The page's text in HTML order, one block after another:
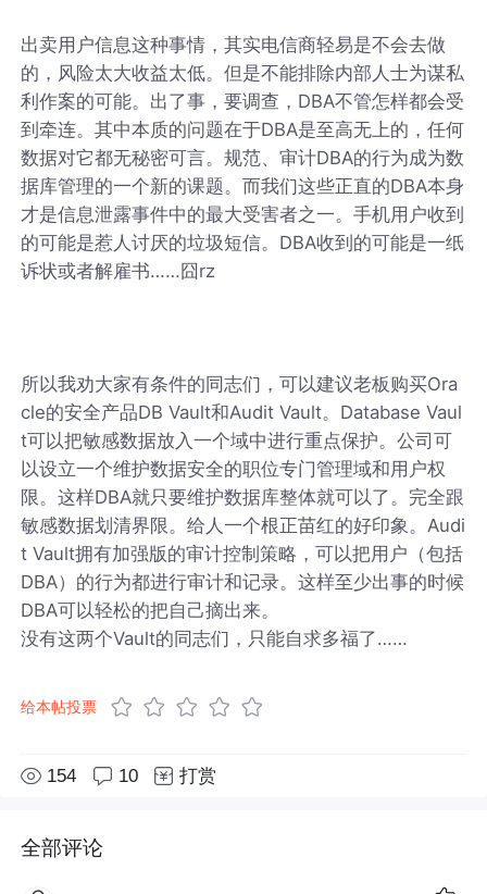
出卖用户信息这种事情，其实电信商轻易是不会去做
的，风险太大收益太低。但是不能排除内部人士为谋私
利作案的可能。出了事，要调查，DBA不管怎样都会受
到牵连。其中本质的问题在于DBA是至高无上的，任何
数据对它都无秘密可言。规范、审计DBA的行为成为数
据库管理的一个新的课题。而我们这些正直的DBA本身
才是信息泄露事件中的最大受害者之一。手机用户收到
的可能是惹人讨厌的垃圾短信。DBA收到的可能是一纸
诉状或者解雇书……囧rz
所以我劝大家有条件的同志们，可以建议老板购买Ora
cle的安全产品DB Vault和Audit Vault。Database Vaul
t可以把敏感数据放入一个域中进行重点保护。公司可
以设立一个维护数据安全的职位专门管理域和用户权
限。这样DBA就只要维护数据库整体就可以了。完全跟
敏感数据划清界限。给人一个根正苗红的好印象。Audi
t Vault拥有加强版的审计控制策略，可以把用户（包括
DBA）的行为都进行审计和记录。这样至少出事的时候
DBA可以轻松的把自己摘出来。
没有这两个Vault的同志们，只能自求多福了……
给本帖投票
154 10 打赏
全部评论